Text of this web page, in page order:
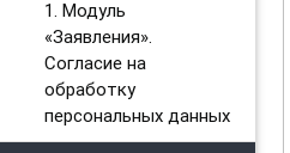
1. Модуль
«Заявления».
Согласие на
обработку
персональных данных